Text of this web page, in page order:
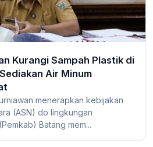
Kurangi Sampah Plastik di
Air Minum
menerapkan kebijakan
(ASN) do lingkungan
Batang mem...